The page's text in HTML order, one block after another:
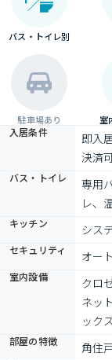
バス・トイレ別
駐車場あり 室
入居条件
即入
決済
バス・トイレ
専用
レ、
キッチン シス
セキュリティ オー
室内設備
クロ
ネッ
ック
部屋の特徴 角住